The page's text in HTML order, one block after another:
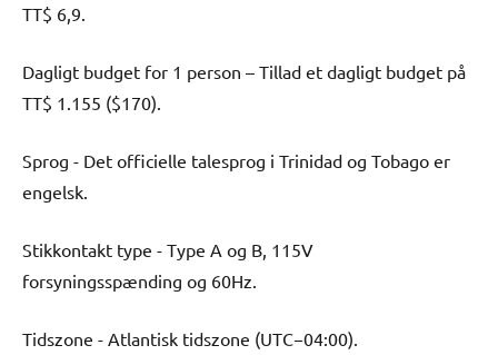
TT$ 6,9.
Dagligt budget for 1 person – Tillad et dagligt budget på
TT$ 1.155 ($170).
Sprog - Det officielle talesprog i Trinidad og Tobago er
engelsk.
Stikkontakt type - Type A og B, 115V
forsyningsspænding og 60Hz.
Tidszone - Atlantisk tidszone (UTC−04:00).